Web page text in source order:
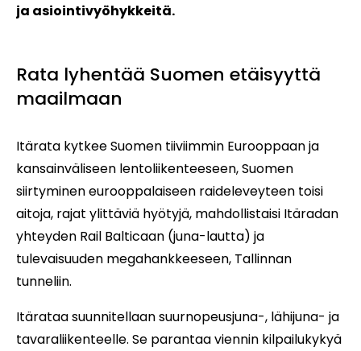
ja asiointivyöhykkeitä.
Rata lyhentää Suomen etäisyyttä
maailmaan
Itärata kytkee Suomen tiiviimmin Eurooppaan ja
kansainväliseen lentoliikenteeseen, Suomen
siirtyminen eurooppalaiseen raideleveyteen toisi
aitoja, rajat ylittäviä hyötyjä, mahdollistaisi Itäradan
yhteyden Rail Balticaan (juna-lautta) ja
tulevaisuuden megahankkeeseen, Tallinnan
tunneliin.
Itärataa suunnitellaan suurnopeusjuna-, lähijuna- ja
tavaraliikenteelle. Se parantaa viennin kilpailukykyä